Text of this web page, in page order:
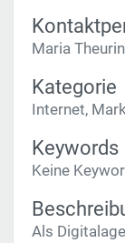
Maria
Kategorie
Internet,
Keywords
Keine
Als